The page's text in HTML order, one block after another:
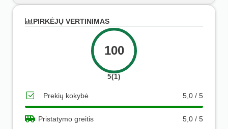
PIRKĖJŲ VERTINIMAS
100
5(1)
Prekių kokybė 5,0 / 5
Pristatymo greitis 5,0 / 5